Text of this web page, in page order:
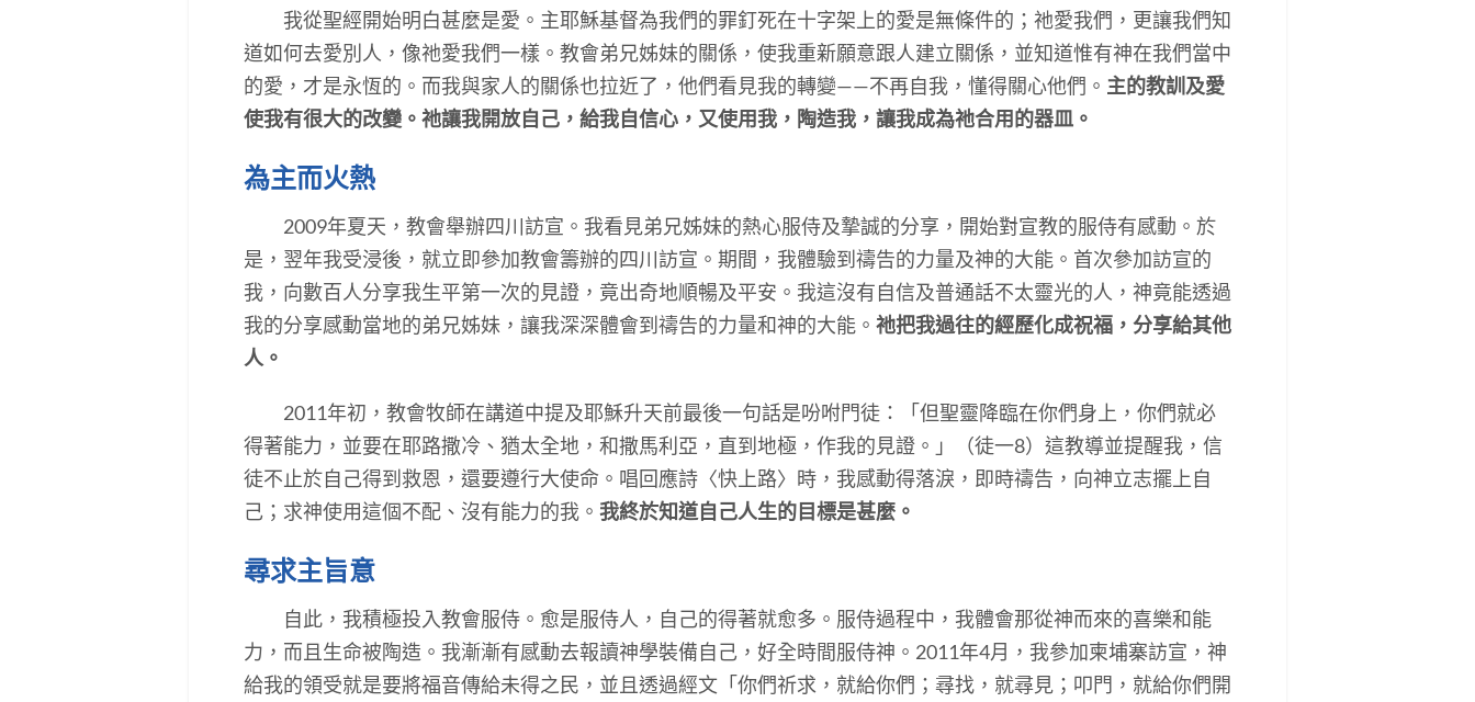
我從聖經開始明白甚麼是愛。主耶穌基督為我們的罪釘死在十字架上的愛是無條件的；祂愛我們，更讓我們知
道如何去愛別人，像祂愛我們一樣。教會弟兄姊妹的關係，使我重新願意跟人建立關係，並知道惟有神在我們當中
的愛，才是永恆的。而我與家人的關係也拉近了，他們看見我的轉變——不再自我，懂得關心他們。 主的教訓及愛
使我有很大的改變。祂讓我開放自己，給我自信心，又使用我，陶造我，讓我成為祂合用的器皿。
為主而火熱
2009年夏天，教會舉辦四川訪宣。我看見弟兄姊妹的熱心服侍及摯誠的分享，開始對宣教的服侍有感動。於
是，翌年我受浸後，就立即參加教會籌辦的四川訪宣。期間，我體驗到禱告的力量及神的大能。首次參加訪宣的
我，向數百人分享我生平第一次的見證，竟出奇地順暢及平安。我這沒有自信及普通話不太靈光的人，神竟能透過
我的分享感動當地的弟兄姊妹，讓我深深體會到禱告的力量和神的大能。 祂把我過往的經歷化成祝福，分享給其他
人。
2011年初，教會牧師在講道中提及耶穌升天前最後一句話是吩咐門徒：「但聖靈降臨在你們身上，你們就必
得著能力，並要在耶路撒冷、猶太全地，和撒馬利亞，直到地極，作我的見證。」（徒一8）這教導並提醒我，信
徒不止於自己得到救恩，還要遵行大使命。唱回應詩〈快上路〉時，我感動得落淚，即時禱告，向神立志擺上自
己；求神使用這個不配、沒有能力的我。 我終於知道自己人生的目標是甚麼。
尋求主旨意
自此，我積極投入教會服侍。愈是服侍人，自己的得著就愈多。服侍過程中，我體會那從神而來的喜樂和能
力，而且生命被陶造。我漸漸有感動去報讀神學裝備自己，好全時間服侍神。2011年4月，我參加柬埔寨訪宣，神
給我的領受就是要將福音傳給未得之民，並且透過經文「你們祈求，就給你們；尋找，就尋見；叩門，就給你們開